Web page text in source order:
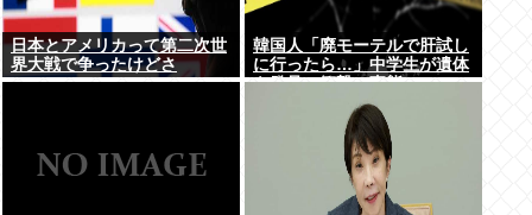
日本とアメリカって第二次世
界大戦で争ったけどさ
韓国人「廃モーテルで肝試し
に行ったら…」中学生が遺体
を発見、衝撃の事態に